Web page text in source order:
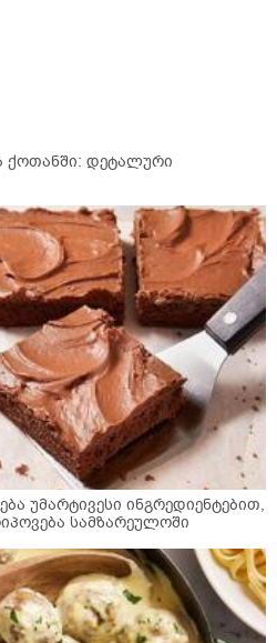
ქოთანში: დეტალური
უმარტივესი ინგრედიენტებით,
სამზარეულოში